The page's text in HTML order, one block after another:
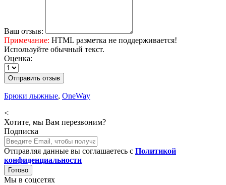
Ваш отзыв:
Примечание: HTML разметка не поддерживается!
Используйте обычный текст.
Оценка:
Отправить отзыв
Брюки лыжные, OneWay
<
Хотите, мы Вам перезвоним?
Подписка
Отправляя данные вы соглашаетесь с Политикой
конфиденциальности
Готово
Мы в соцсетях